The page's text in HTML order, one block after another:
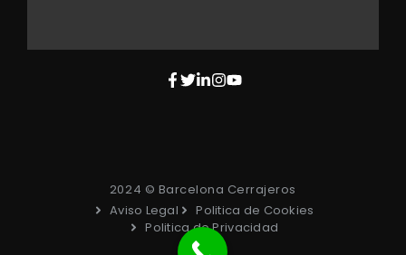
2024 © Barcelona Cerrajeros
Aviso Legal
Politica de Cookies
Politica de Privacidad